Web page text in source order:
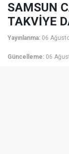
SAMSUN
TAKVİYE
Yayınlanma: 06
Güncelleme: 06